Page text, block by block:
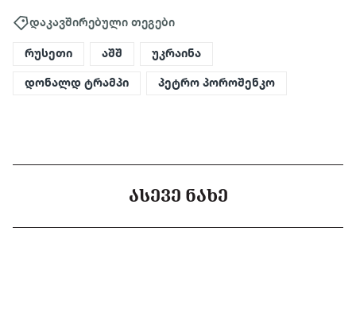
დაკავშირებული თეგები
რუსეთი აშშ უკრაინა
დონალდ ტრამპი პეტრო პოროშენკო
ᲐᲡᲔᲕᲔ ᲜᲐᲮᲔ